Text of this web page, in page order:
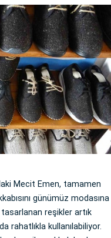
Mecit Emen, tamamen
günümüz modasına
reşikler artık
rahatlıkla kullanılabiliyor.